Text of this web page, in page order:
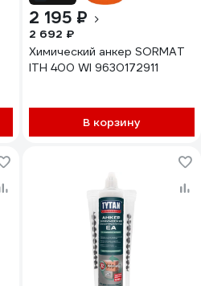
2 195 ₽
2 692 ₽
Химический анкер SORMAT
ITH 400 WI 9630172911
В корзину